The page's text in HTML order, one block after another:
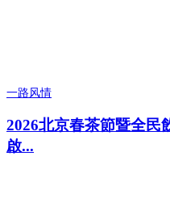
一路风情
2026北京春茶節暨全民
啟...